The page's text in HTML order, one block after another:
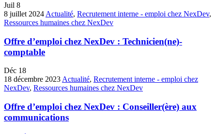
Juil 8
8 juillet 2024 Actualité, Recrutement interne - emploi chez NexDev,
Ressources humaines chez NexDev
Offre d’emploi chez NexDev : Technicien(ne)-
comptable
Déc 18
18 décembre 2023 Actualité, Recrutement interne - emploi chez
NexDev, Ressources humaines chez NexDev
Offre d’emploi chez NexDev : Conseiller(ère) aux
communications